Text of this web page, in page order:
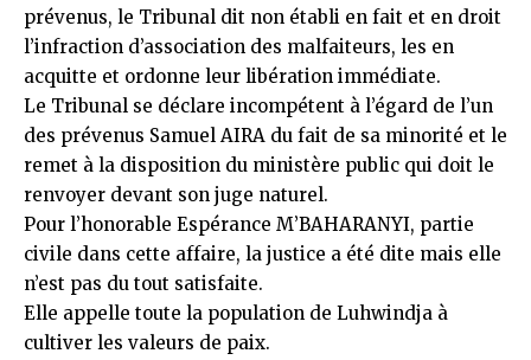
prévenus, le Tribunal dit non établi en fait et en droit
l’infraction d’association des malfaiteurs, les en
acquitte et ordonne leur libération immédiate.
Le Tribunal se déclare incompétent à l’égard de l’un
des prévenus Samuel AIRA du fait de sa minorité et le
remet à la disposition du ministère public qui doit le
renvoyer devant son juge naturel.
Pour l’honorable Espérance M’BAHARANYI, partie
civile dans cette affaire, la justice a été dite mais elle
n’est pas du tout satisfaite.
Elle appelle toute la population de Luhwindja à
cultiver les valeurs de paix.